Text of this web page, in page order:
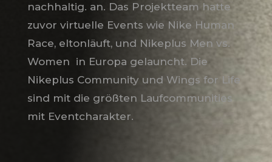
nachhaltig. an. Das Projektteam hatte
zuvor virtuelle Events wie Nike Human
Race, eltonläuft, und Nikeplus Men vs.
Women in Europa gelauncht. Die
Nikeplus Community und Wings for Life
sind mit die größten Laufcommunities
mit Eventcharakter.